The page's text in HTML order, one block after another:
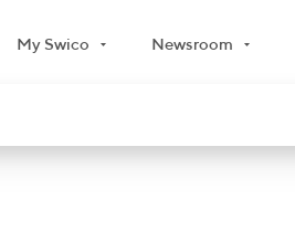
My Swico Newsroom